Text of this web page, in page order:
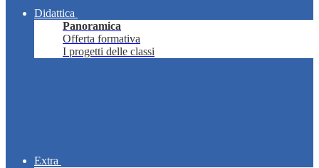
Didattica
Panoramica
Offerta formativa
I progetti delle classi
Extra